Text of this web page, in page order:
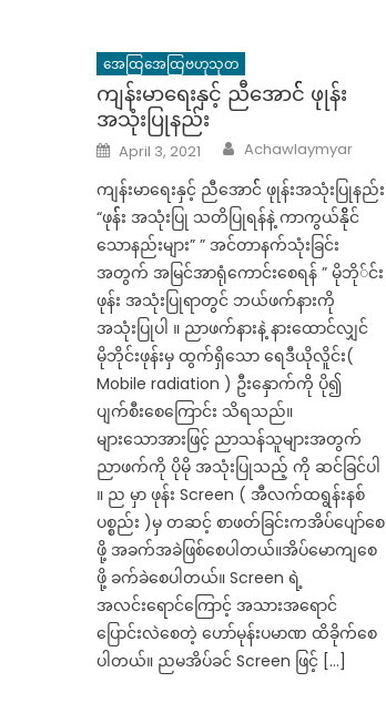
အေထြအေထြဗဟုသုတ
ကျန်းမာရေးနှင့် ညီအောင်် ဖုုန်း
အသုံးပြုနည်း
Posted
on
April 3, 2021 Author
Achawlaymyar
ကျန်းမာရေးနှင့် ညီအောင်် ဖုုန်းအသုံးပြုနည်း
“ဖုန််း အသုံးပြု သတိပြုရန်နဲ့ ကာကွယ်နိိုင်
သောနည်းများ” ” အင်တာနက်သုံးခြင်း
အတွက် အမြင်အာရုံကောင်းစေရန် ” မိုဘို်င်း
ဖုန်း အသုံးပြုရာတွင် ဘယ်ဖက်နားကို
အသုံးပြုပါ ။ ညာဖက်နားနဲ့ နားထောင်လျှင်
မိုဘိုင်းဖုန်းမှ ထွက်ရှိသော ရေဒီယိုလိူင်း(
Mobile radiation ) ဦးနှောက်ကို ပို၍
ပျက်စီးစေကြောင်း သိရသည်။
များသောအားဖြင့် ညာသန်သူများအတွက်
ညာဖက်ကို ပိုမို အသုံးပြုသည့် ကို ဆင်ခြင်ပါ
။ ည မှာ ဖုန်း Screen ( အီလက်ထရွန်းနစ်
ပစ္စည်း )မှ တဆင့် စာဖတ်ခြင်းကအိပ်ပျော်စေ
ဖို့ အခက်အခဲဖြစ်စေပါတယ်။အိပ်မောကျစေ
ဖို့ ခက်ခဲစေပါတယ်။ Screen ရဲ့
အလင်းရောင်ကြောင့် အသားအရောင်
ပြောင်းလဲစေတဲ့ ဟော်မုန်းပမာဏ ထိခိုက်စေ
ပါတယ်။ ညမအိပ်ခင် Screen ဖြင့် […]